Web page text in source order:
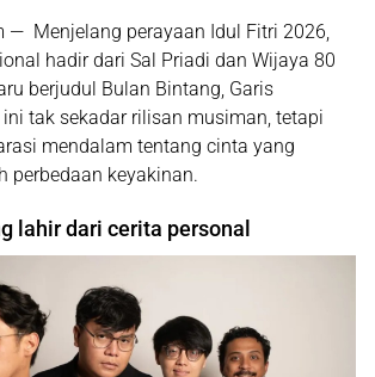
— Menjelang perayaan Idul Fitri 2026,
hadir dari Sal Priadi dan Wijaya 80
berjudul Bulan Bintang, Garis
ini tak sekadar rilisan musiman, tetapi
mendalam tentang cinta yang
perbedaan keyakinan.
lahir dari cerita personal